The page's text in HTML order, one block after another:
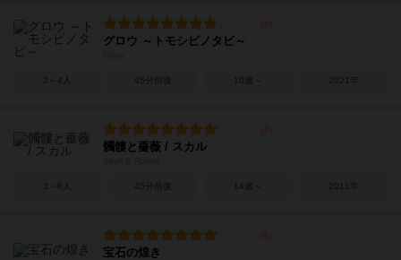
グロウ ～トモシビノタビ～
2～4人 45分前後 10歳～ 2021年
髑髏と薔薇 / スカル
3～6人 45分前後 14歳～ 2011年
宝石の煌き